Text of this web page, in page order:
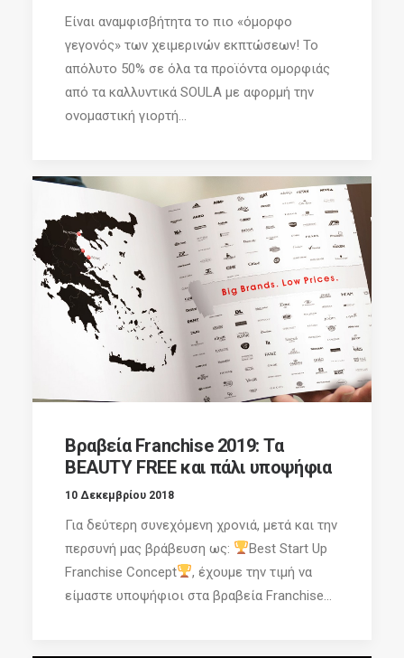
Είναι αναμφισβήτητα το πιο «όμορφο
γεγονός» των χειμερινών εκπτώσεων! Το
απόλυτο 50% σε όλα τα προϊόντα ομορφιάς
από τα καλλυντικά SOULA με αφορμή την
ονομαστική γιορτή...
Βραβεία Franchise 2019: Τα
BEAUTY FREE και πάλι υποψήφια
10 Δεκεμβρίου 2018
Για δεύτερη συνεχόμενη χρονιά, μετά και την
περσυνή μας βράβευση ως:
Best Start Up
Franchise Concept
, έχουμε την τιμή να
είμαστε υποψήφιοι στα βραβεία Franchise...